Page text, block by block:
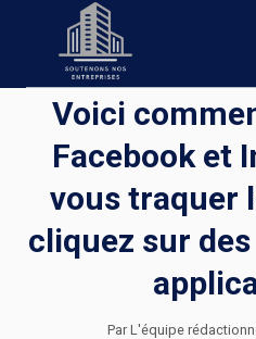
Voici
Facebook et
vous traquer
cliquez sur
Par L'équipe